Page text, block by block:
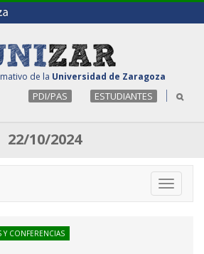
de la Universidad de Zaragoza
PDI/PAS ESTUDIANTES
22/10/2024
Toggle
CONFERENCIAS